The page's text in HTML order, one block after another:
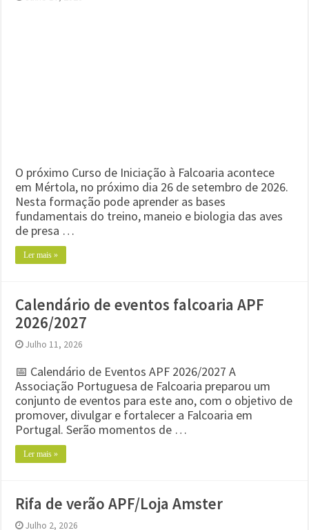
O próximo Curso de Iniciação à Falcoaria acontece
em Mértola, no próximo dia 26 de setembro de 2026.
Nesta formação pode aprender as bases
fundamentais do treino, maneio e biologia das aves
de presa …
Ler mais »
Calendário de eventos falcoaria APF
2026/2027
Julho 11, 2026
📅 Calendário de Eventos APF 2026/2027 A
Associação Portuguesa de Falcoaria preparou um
conjunto de eventos para este ano, com o objetivo de
promover, divulgar e fortalecer a Falcoaria em
Portugal. Serão momentos de …
Ler mais »
Rifa de verão APF/Loja Amster
Julho 2, 2026